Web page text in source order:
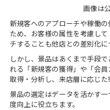
画像は
新規客へのアプローチや稼働
ため、お客様の属性を考慮し
チすることも他店との差別化に
しかし、景品はあくまで手段
れる「新規客の獲得」や「会
取得・分析し、来店層に応じた
景品の選定はデータを活かす
度向上に役立ちます。